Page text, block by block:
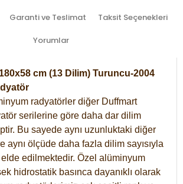
Garanti ve Teslimat Taksit Seçenekleri
Yorumlar
cm (13 Dilim) Turuncu-2004
radyatörler diğer Duffmart
serilerine göre daha dar dilim
Bu sayede aynı uzunluktaki diğer
aynı ölçüde daha fazla dilim sayısıyla
elde edilmektedir. Özel alüminyum
hidrostatik basınca dayanıklı olarak